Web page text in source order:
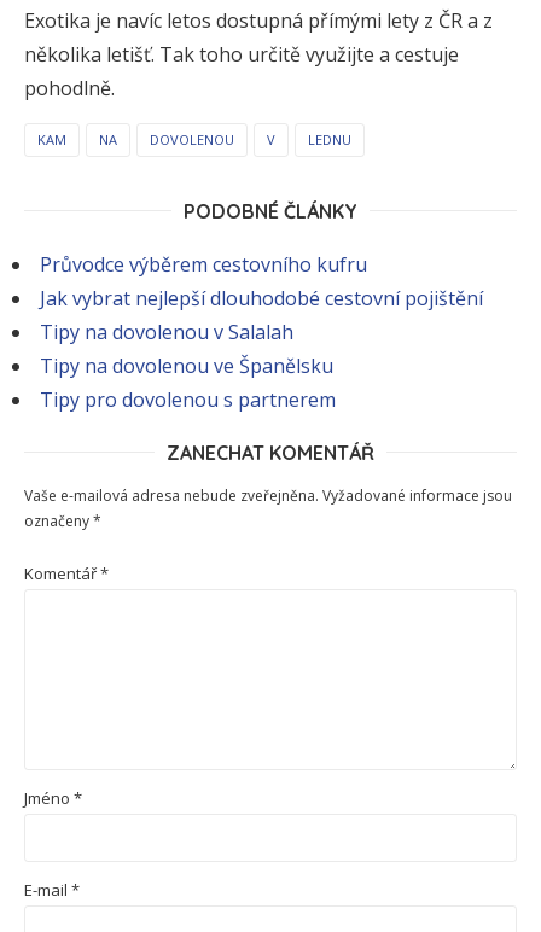
Exotika je navíc letos dostupná přímými lety z ČR a z
několika letišť. Tak toho určitě využijte a cestuje
pohodlně.
KAM NA DOVOLENOU V LEDNU
PODOBNÉ ČLÁNKY
Průvodce výběrem cestovního kufru
Jak vybrat nejlepší dlouhodobé cestovní pojištění
Tipy na dovolenou v Salalah
Tipy na dovolenou ve Španělsku
Tipy pro dovolenou s partnerem
ZANECHAT KOMENTÁŘ
Vaše e-mailová adresa nebude zveřejněna. Vyžadované informace jsou
označeny*
Komentář*
Jméno *
E-mail *